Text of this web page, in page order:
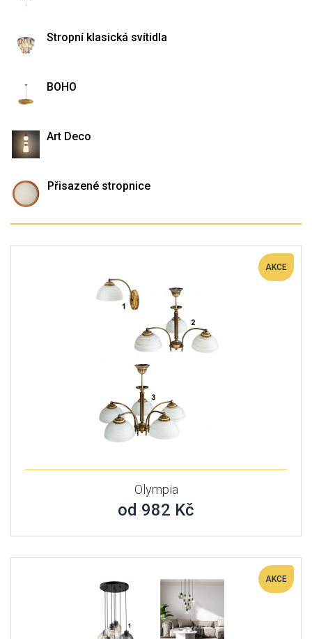
Stropní klasická svítidla
BOHO
Art Deco
Přisazené stropnice
AKCE
Olympia
od 982 Kč
AKCE